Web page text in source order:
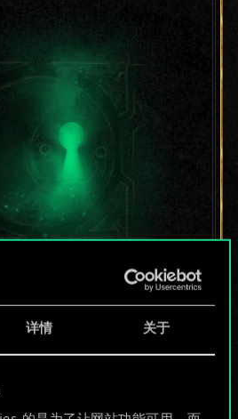
详情 关于
分享了一套
做的不止这